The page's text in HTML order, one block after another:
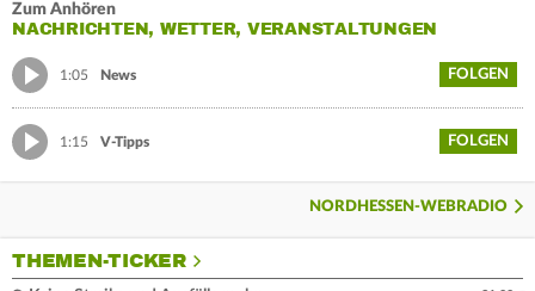
Zum Anhören
NACHRICHTEN, WETTER, VERANSTALTUNGEN
1:05 News FOLGEN
1:15 V-Tipps FOLGEN
NORDHESSEN-WEBRADIO
THEMEN-TICKER